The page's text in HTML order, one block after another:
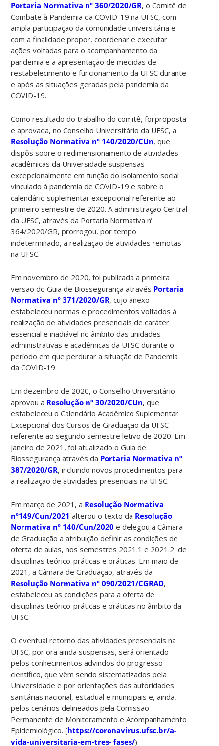
Portaria Normativa nº 360/2020/GR, o Comitê de
Combate à Pandemia da COVID-19 na UFSC, com
ampla participação da comunidade universitária e
com a finalidade propor, coordenar e executar
ações voltadas para o acompanhamento da
pandemia e a apresentação de medidas de
restabelecimento e funcionamento da UFSC durante
e após as situações geradas pela pandemia da
COVID-19.
Como resultado do trabalho do comitê, foi proposta
e aprovada, no Conselho Universitário da UFSC, a
Resolução Normativa nº 140/2020/CUn, que
dispôs sobre o redimensionamento de atividades
acadêmicas da Universidade suspensas
excepcionalmente em função do isolamento social
vinculado à pandemia de COVID-19 e sobre o
calendário suplementar excepcional referente ao
primeiro semestre de 2020. A administração Central
da UFSC, através da Portaria Normativa nº
364/2020/GR, prorrogou, por tempo
indeterminado, a realização de atividades remotas
na UFSC.
Em novembro de 2020, foi publicada a primeira
versão do Guia de Biossegurança através Portaria
Normativa nº 371/2020/GR, cujo anexo
estabeleceu normas e procedimentos voltados à
realização de atividades presenciais de caráter
essencial e inadiável no âmbito das unidades
administrativas e acadêmicas da UFSC durante o
período em que perdurar a situação de Pandemia
da COVID-19.
Em dezembro de 2020, o Conselho Universitário
aprovou a Resolução nº 30/2020/CUn, que
estabeleceu o Calendário Acadêmico Suplementar
Excepcional dos Cursos de Graduação da UFSC
referente ao segundo semestre letivo de 2020. Em
janeiro de 2021, foi atualizado o Guia de
Biossegurança através da Portaria Normativa nº
387/2020/GR, incluindo novos procedimentos para
a realização de atividades presenciais na UFSC.
Em março de 2021, a Resolução Normativa
nº149/Cun/2021 alterou o texto da Resolução
Normativa nº 140/Cun/2020 e delegou à Câmara
de Graduação a atribuição definir as condições de
oferta de aulas, nos semestres 2021.1 e 2021.2, de
disciplinas teórico-práticas e práticas. Em maio de
2021, a Câmara de Graduação, através da
Resolução Normativa nº 090/2021/CGRAD,
estabeleceu as condições para a oferta de
disciplinas teórico-práticas e práticas no âmbito da
UFSC.
O eventual retorno das atividades presenciais na
UFSC, por ora ainda suspensas, será orientado
pelos conhecimentos advindos do progresso
científico, que vêm sendo sistematizados pela
Universidade e por orientações das autoridades
sanitárias nacional, estadual e municipais e, ainda,
pelos cenários delineados pela Comissão
Permanente de Monitoramento e Acompanhamento
Epidemiológico. (https://coronavirus.ufsc.br/a-
vida-universitaria-em-tres- fases/)